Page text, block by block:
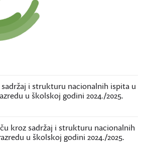
i strukturu nacionalnih ispita u
u školskoj godini 2024./2025.
kroz sadržaj i strukturu nacionalnih
u školskoj godini 2024./2025.